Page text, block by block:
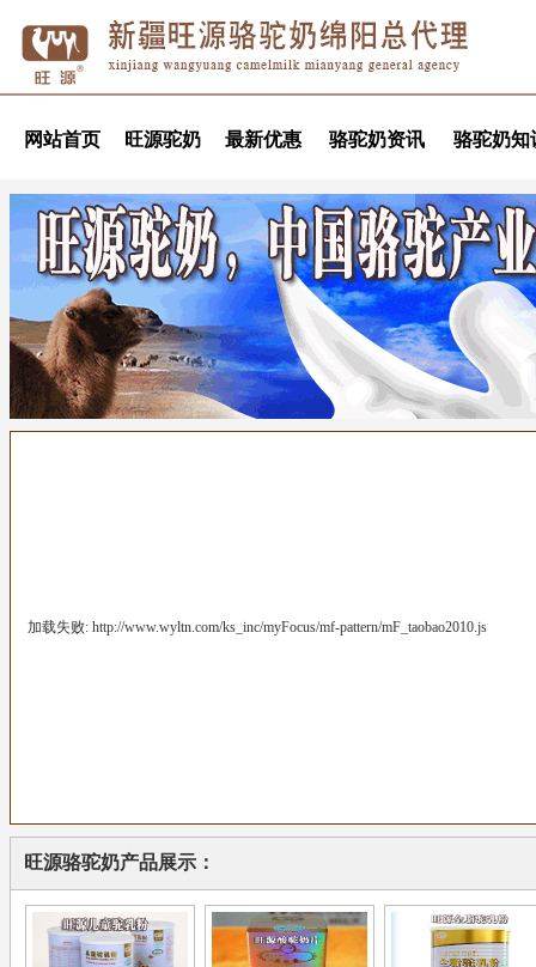
网站首页 旺源驼奶 最新优惠 骆驼奶资讯 骆驼奶知
加载失败: http://www.wyltn.com/ks_inc/myFocus/mf-pattern/mF_taobao2010.js
旺源骆驼奶产品展示：